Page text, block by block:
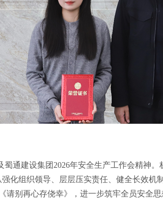
通建设集团2026年安全生产工作会精神
化组织领导、层层压实责任、健全长效
别再心存侥幸》，进一步筑牢全员安全思